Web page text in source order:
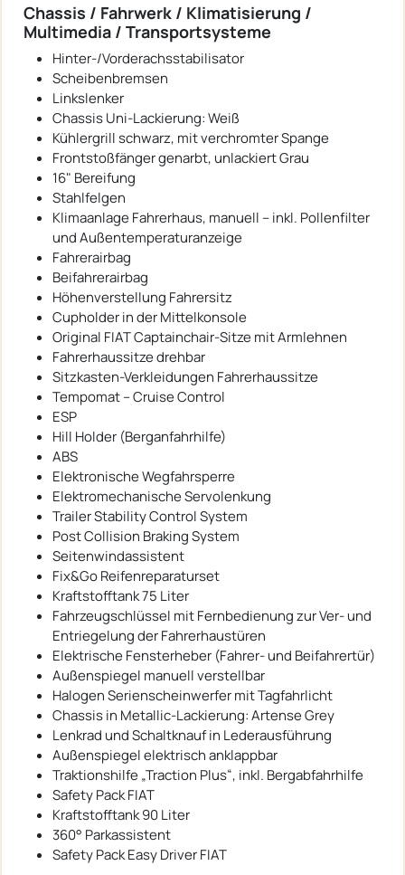
Chassis / Fahrwerk / Klimatisierung /
Multimedia / Transportsysteme
Hinter-/Vorderachsstabilisator
Scheibenbremsen
Linkslenker
Chassis Uni-Lackierung: Weiß
Kühlergrill schwarz, mit verchromter Spange
Frontstoßfänger genarbt, unlackiert Grau
16" Bereifung
Stahlfelgen
Klimaanlage Fahrerhaus, manuell – inkl. Pollenfilter
und Außentemperaturanzeige
Fahrerairbag
Beifahrerairbag
Höhenverstellung Fahrersitz
Cupholder in der Mittelkonsole
Original FIAT Captainchair-Sitze mit Armlehnen
Fahrerhaussitze drehbar
Sitzkasten-Verkleidungen Fahrerhaussitze
Tempomat – Cruise Control
ESP
Hill Holder (Berganfahrhilfe)
ABS
Elektronische Wegfahrsperre
Elektromechanische Servolenkung
Trailer Stability Control System
Post Collision Braking System
Seitenwindassistent
Fix&Go Reifenreparaturset
Kraftstofftank 75 Liter
Fahrzeugschlüssel mit Fernbedienung zur Ver- und
Entriegelung der Fahrerhaustüren
Elektrische Fensterheber (Fahrer- und Beifahrertür)
Außenspiegel manuell verstellbar
Halogen Serienscheinwerfer mit Tagfahrlicht
Chassis in Metallic-Lackierung: Artense Grey
Lenkrad und Schaltknauf in Lederausführung
Außenspiegel elektrisch anklappbar
Traktionshilfe „Traction Plus“, inkl. Bergabfahrhilfe
Safety Pack FIAT
Kraftstofftank 90 Liter
360° Parkassistent
Safety Pack Easy Driver FIAT